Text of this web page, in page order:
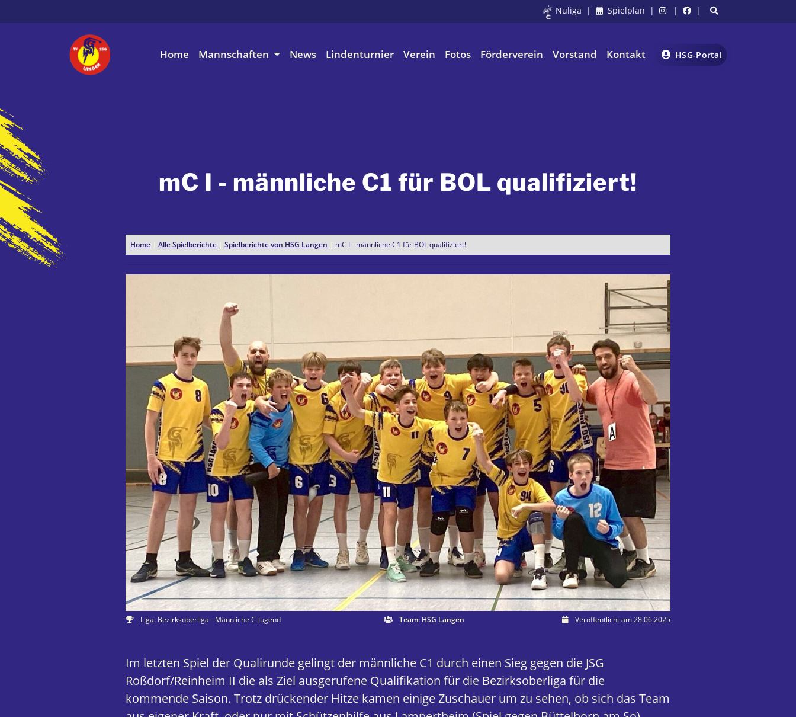
Nuliga | Spielplan | | |
Home Mannschaften News Lindenturnier Verein Fotos Förderverein Vorstand Kontakt HSG-Portal
mC I - männliche C1 für BOL qualifiziert!
Home Alle Spielberichte Spielberichte von HSG Langen mC I - männliche C1 für BOL qualifiziert!
Liga: Bezirksoberliga - Männliche C-Jugend Team: HSG Langen Veröffentlicht am 28.06.2025
Im letzten Spiel der Qualirunde gelingt der männliche C1 durch einen Sieg gegen die JSG
Roßdorf/Reinheim II die als Ziel ausgerufene Qualifikation für die Bezirksoberliga für die
kommende Saison. Trotz drückender Hitze kamen einige Zuschauer um zu sehen, ob sich das Team